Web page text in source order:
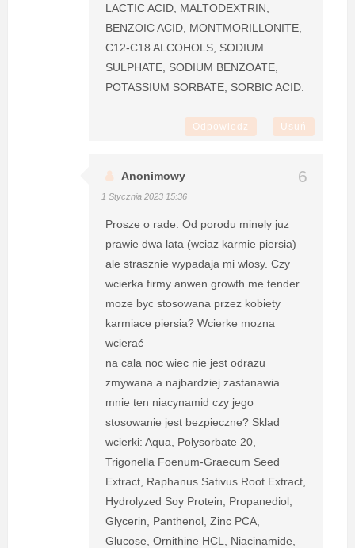
LACTIC ACID, MALTODEXTRIN,
BENZOIC ACID, MONTMORILLONITE,
C12-C18 ALCOHOLS, SODIUM
SULPHATE, SODIUM BENZOATE,
POTASSIUM SORBATE, SORBIC ACID.
Odpowiedz Usuń
Anonimowy
1 Stycznia 2023 15:36
Prosze o rade. Od porodu minely juz
prawie dwa lata (wciaz karmie piersia)
ale strasznie wypadaja mi wlosy. Czy
wcierka firmy anwen growth me tender
moze byc stosowana przez kobiety
karmiace piersia? Wcierke mozna
wcierać
na cala noc wiec nie jest odrazu
zmywana a najbardziej zastanawia
mnie ten niacynamid czy jego
stosowanie jest bezpieczne? Sklad
wcierki: Aqua, Polysorbate 20,
Trigonella Foenum-Graecum Seed
Extract, Raphanus Sativus Root Extract,
Hydrolyzed Soy Protein, Propanediol,
Glycerin, Panthenol, Zinc PCA,
Glucose, Ornithine HCL, Niacinamide,